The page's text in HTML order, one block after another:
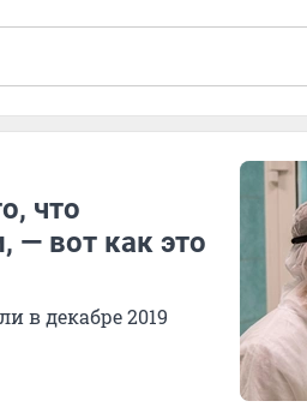
что
— вот как это
в декабре 2019